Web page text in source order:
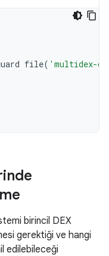
file( 'multidex-
birincil DEX
gerektiği ve hangi
edilebileceği